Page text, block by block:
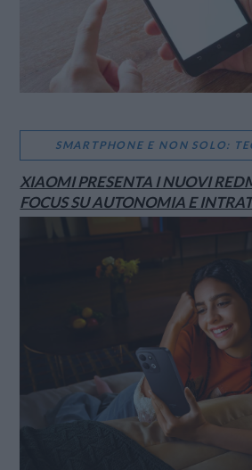
SMARTPHONE E NON SOLO:
XIAOMI PRESENTA I NUOVI
FOCUS SU AUTONOMIA E